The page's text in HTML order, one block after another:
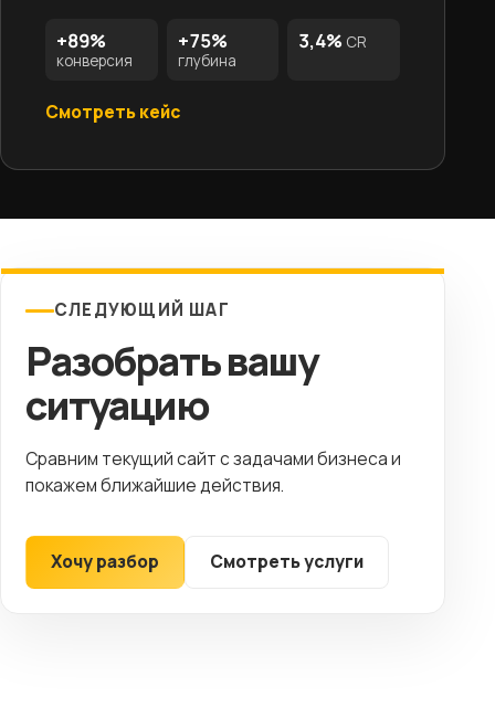
+89%
конверсия
+75%
глубина
3,4% CR
Смотреть кейс
СЛЕДУЮЩИЙ ШАГ
Разобрать вашу
ситуацию
Сравним текущий сайт с задачами бизнеса и
покажем ближайшие действия.
Хочу разбор Смотреть услуги